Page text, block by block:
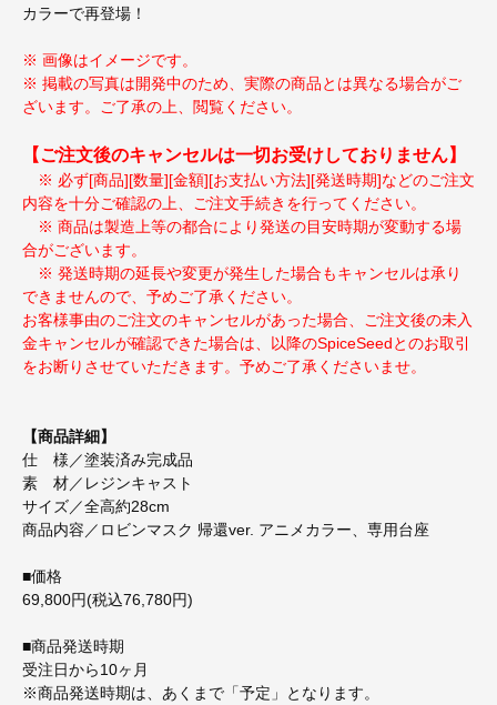
カラーで再登場！
※ 画像はイメージです。
※ 掲載の写真は開発中のため、実際の商品とは異なる場合がご
ざいます。ご了承の上、閲覧ください。
【ご注文後のキャンセルは一切お受けしておりません】
※ 必ず[商品][数量][金額][お支払い方法][発送時期]などのご注文
内容を十分ご確認の上、ご注文手続きを行ってください。
※ 商品は製造上等の都合により発送の目安時期が変動する場
合がございます。
※ 発送時期の延長や変更が発生した場合もキャンセルは承り
できませんので、予めご了承ください。
お客様事由のご注文のキャンセルがあった場合、ご注文後の未入
金キャンセルが確認できた場合は、以降のSpiceSeedとのお取引
をお断りさせていただきます。予めご了承くださいませ。
【商品詳細】
仕 様／塗装済み完成品
素 材／レジンキャスト
サイズ／全高約28cm
商品内容／ロビンマスク 帰還ver. アニメカラー、専用台座
■価格
69,800円(税込76,780円)
■商品発送時期
受注日から10ヶ月
※商品発送時期は、あくまで「予定」となります。